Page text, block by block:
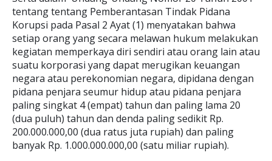
tentang tentang Pemberantasan Tindak Pidana
Korupsi pada Pasal 2 Ayat (1) menyatakan bahwa
setiap orang yang secara melawan hukum melakukan
kegiatan memperkaya diri sendiri atau orang lain atau
suatu korporasi yang dapat merugikan keuangan
negara atau perekonomian negara, dipidana dengan
pidana penjara seumur hidup atau pidana penjara
paling singkat 4 (empat) tahun dan paling lama 20
(dua puluh) tahun dan denda paling sedikit Rp.
200.000.000,00 (dua ratus juta rupiah) dan paling
banyak Rp. 1.000.000.000,00 (satu miliar rupiah).